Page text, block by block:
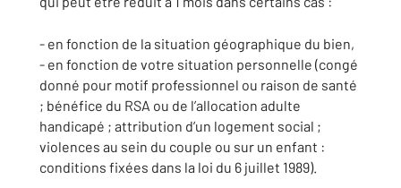
- en fonction de la situation géographique du bien,
- en fonction de votre situation personnelle (congé
donné pour motif professionnel ou raison de santé
; bénéfice du RSA ou de l’allocation adulte
handicapé ; attribution d’un logement social ;
violences au sein du couple ou sur un enfant :
conditions fixées dans la loi du 6 juillet 1989).